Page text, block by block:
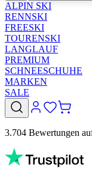
ALPIN SKI
RENNSKI
FREESKI
TOURENSKI
LANGLAUF
PREMIUM
SCHNEESCHUHE
MARKEN
SALE
3.704 Bewertungen